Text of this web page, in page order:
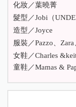
化妝／葉曉菁
髮型／Jobi（
造型／Joyce
服裝／Pazzo、
女鞋／Charles
童鞋／Mamas &